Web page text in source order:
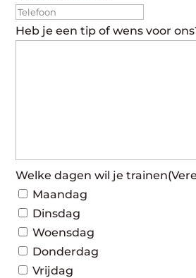
Heb je een tip of wens voor
Welke dagen wil je trainen
Maandag
Dinsdag
Woensdag
Donderdag
Vrijdag